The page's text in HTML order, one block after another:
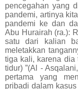
pencegahan yang
pandemi, artinya
pandemi ke dan
Abu Hurairah (ra.):
satu dari kalian
meletakkan
tiga kali, karena dia
tidur) ”(Al ‐
pertama yang
pribadi dalam